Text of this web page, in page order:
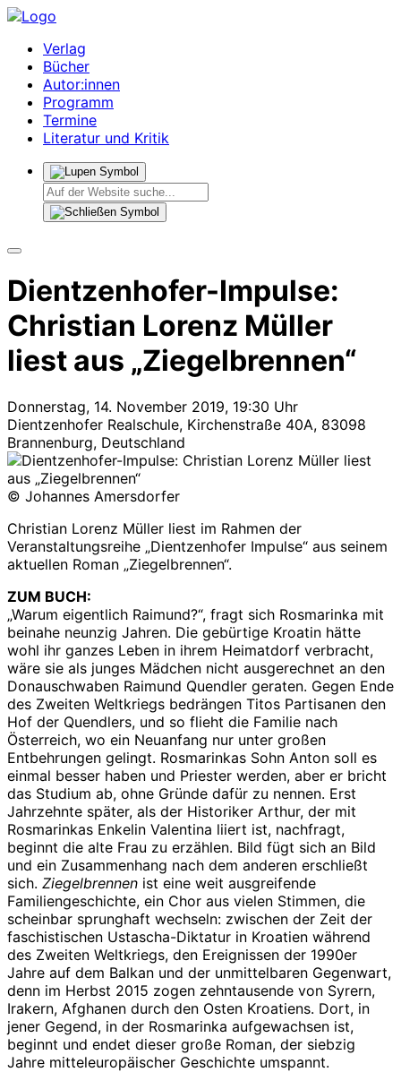
Verlag
Bücher
Autor:innen
Programm
Termine
Literatur und Kritik
Dientzenhofer-Impulse:
Christian Lorenz Müller
liest aus „Ziegelbrennen“
Donnerstag, 14. November 2019, 19:30 Uhr
Dientzenhofer Realschule, Kirchenstraße 40A, 83098
Brannenburg, Deutschland
© Johannes Amersdorfer
Christian Lorenz Müller liest im Rahmen der
Veranstaltungsreihe „Dientzenhofer Impulse“ aus seinem
aktuellen Roman „Ziegelbrennen“.
ZUM BUCH:
„Warum eigentlich Raimund?“, fragt sich Rosmarinka mit
beinahe neunzig Jahren. Die gebürtige Kroatin hätte
wohl ihr ganzes Leben in ihrem Heimatdorf verbracht,
wäre sie als junges Mädchen nicht ausgerechnet an den
Donauschwaben Raimund Quendler geraten. Gegen Ende
des Zweiten Weltkriegs bedrängen Titos Partisanen den
Hof der Quendlers, und so flieht die Familie nach
Österreich, wo ein Neuanfang nur unter großen
Entbehrungen gelingt. Rosmarinkas Sohn Anton soll es
einmal besser haben und Priester werden, aber er bricht
das Studium ab, ohne Gründe dafür zu nennen. Erst
Jahrzehnte später, als der Historiker Arthur, der mit
Rosmarinkas Enkelin Valentina liiert ist, nachfragt,
beginnt die alte Frau zu erzählen. Bild fügt sich an Bild
und ein Zusammenhang nach dem anderen erschließt
sich. Ziegelbrennen ist eine weit ausgreifende
Familiengeschichte, ein Chor aus vielen Stimmen, die
scheinbar sprunghaft wechseln: zwischen der Zeit der
faschistischen Ustascha-Diktatur in Kroatien während
des Zweiten Weltkriegs, den Ereignissen der 1990er
Jahre auf dem Balkan und der unmittelbaren Gegenwart,
denn im Herbst 2015 zogen zehntausende von Syrern,
Irakern, Afghanen durch den Osten Kroatiens. Dort, in
jener Gegend, in der Rosmarinka aufgewachsen ist,
beginnt und endet dieser große Roman, der siebzig
Jahre mitteleuropäischer Geschichte umspannt.